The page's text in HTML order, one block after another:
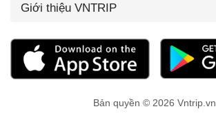
Giới thiệu VNTRIP
Bản quyền © 2026 Vntrip.vn